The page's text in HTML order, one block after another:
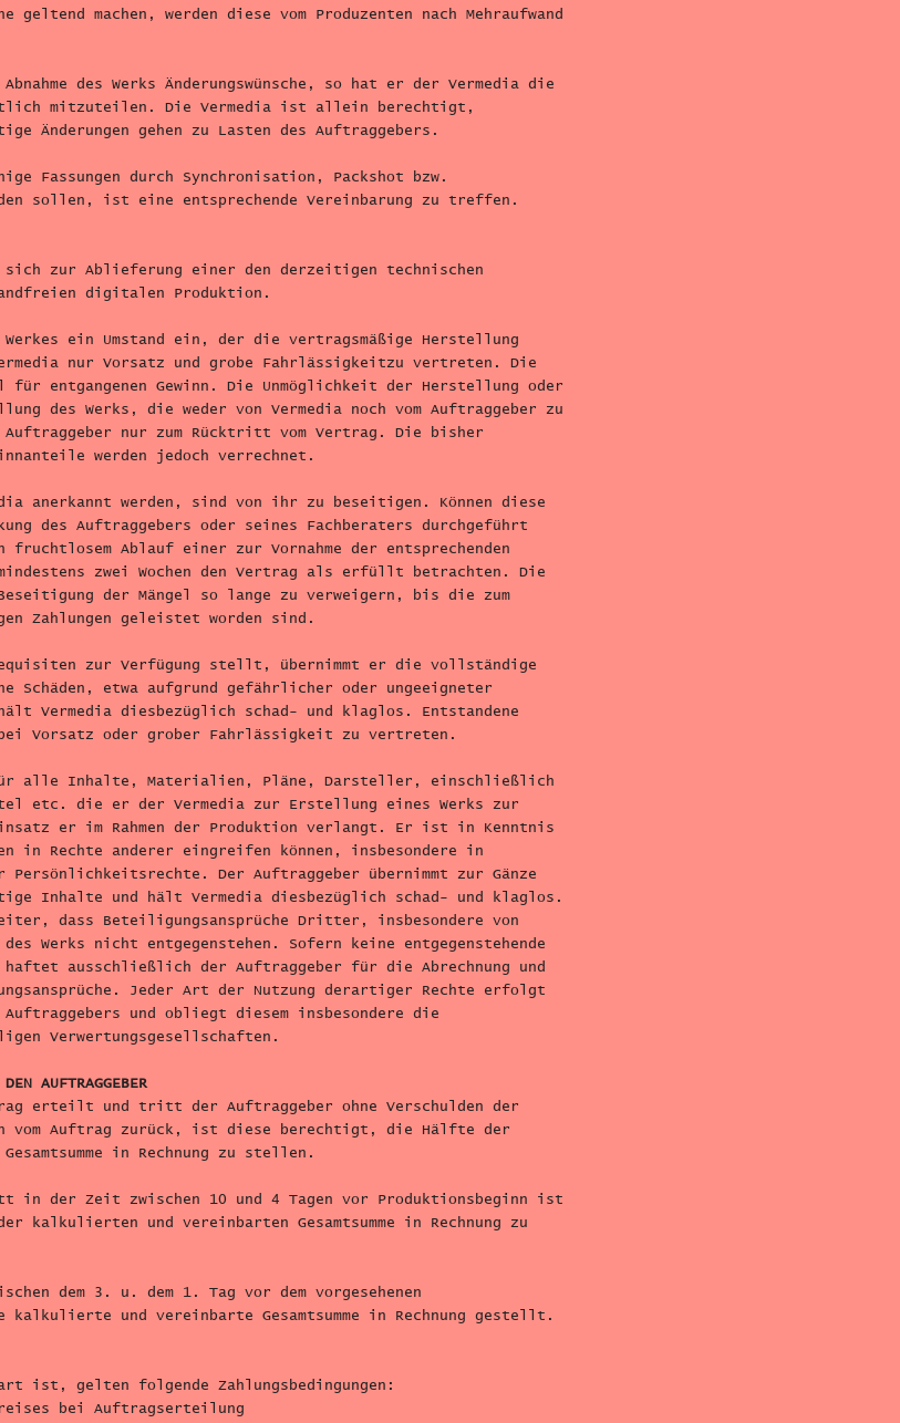
geltend machen, werden diese vom Produzenten nach Mehraufwand
des Werks Änderungswünsche, so hat er der Vermedia die
mitzuteilen. Die Vermedia ist allein berechtigt,
Änderungen gehen zu Lasten des Auftraggebers.
Fassungen durch Synchronisation, Packshot bzw.
sollen, ist eine entsprechende Vereinbarung zu treffen.
zur Ablieferung einer den derzeitigen technischen
digitalen Produktion.
ein Umstand ein, der die vertragsmäßige Herstellung
nur Vorsatz und grobe Fahrlässigkeitzu vertreten. Die
entgangenen Gewinn. Die Unmöglichkeit der Herstellung oder
des Werks, die weder von Vermedia noch vom Auftraggeber zu
nur zum Rücktritt vom Vertrag. Die bisher
werden jedoch verrechnet.
anerkannt werden, sind von ihr zu beseitigen. Können diese
des Auftraggebers oder seines Fachberaters durchgeführt
fruchtlosem Ablauf einer zur Vornahme der entsprechenden
zwei Wochen den Vertrag als erfüllt betrachten. Die
der Mängel so lange zu verweigern, bis die zum
Zahlungen geleistet worden sind.
zur Verfügung stellt, übernimmt er die vollständige
Schäden, etwa aufgrund gefährlicher oder ungeeigneter
Vermedia diesbezüglich schad- und klaglos. Entstandene
bei Vorsatz oder grober Fahrlässigkeit zu vertreten.
alle Inhalte, Materialien, Pläne, Darsteller, einschließlich
etc. die er der Vermedia zur Erstellung eines Werks zur
er im Rahmen der Produktion verlangt. Er ist in Kenntnis
in Rechte anderer eingreifen können, insbesondere in
Persönlichkeitsrechte. Der Auftraggeber übernimmt zur Gänze
Inhalte und hält Vermedia diesbezüglich schad- und klaglos.
dass Beteiligungsansprüche Dritter, insbesondere von
Werks nicht entgegenstehen. Sofern keine entgegenstehende
ausschließlich der Auftraggeber für die Abrechnung und
Jeder Art der Nutzung derartiger Rechte erfolgt
und obliegt diesem insbesondere die
Verwertungsgesellschaften.
AUFTRAGGEBER
erteilt und tritt der Auftraggeber ohne Verschulden der
vom Auftrag zurück, ist diese berechtigt, die Hälfte der
in Rechnung zu stellen.
in der Zeit zwischen 10 und 4 Tagen vor Produktionsbeginn ist
kalkulierten und vereinbarten Gesamtsumme in Rechnung zu
dem 3. u. dem 1. Tag vor dem vorgesehenen
und vereinbarte Gesamtsumme in Rechnung gestellt.
ist, gelten folgende Zahlungsbedingungen:
bei Auftragserteilung